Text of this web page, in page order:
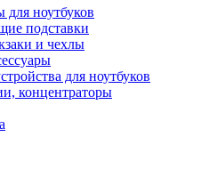
для ноутбуков
подставки
и чехлы
для ноутбуков
концентраторы